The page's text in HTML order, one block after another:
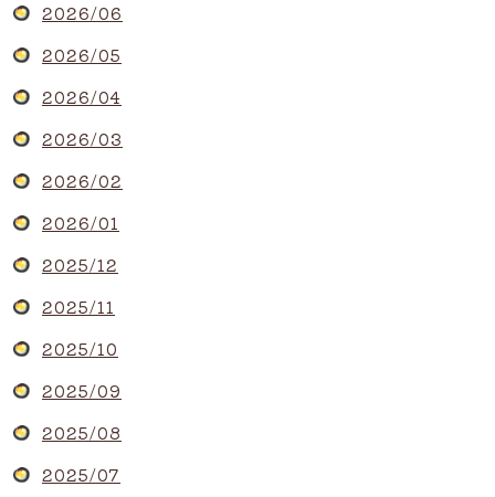
2026/06
2026/05
2026/04
2026/03
2026/02
2026/01
2025/12
2025/11
2025/10
2025/09
2025/08
2025/07